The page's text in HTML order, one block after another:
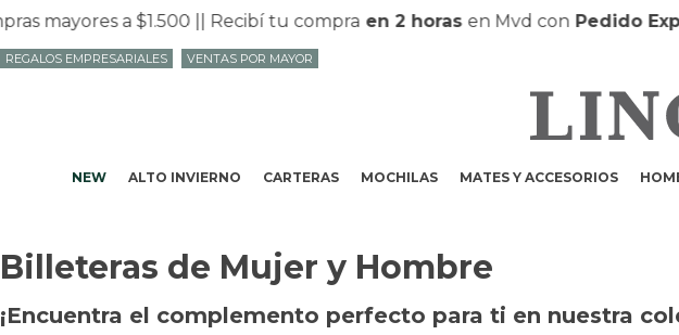
mayores a $1.500 || Recibí tu compraen 2 horasen Mvd conPedido
NEW ALTO INVIERNO CARTERAS MOCHILAS MATES Y ACCESORIOS
REGALOS EMPRESARIALES VENTAS POR MAYOR
Billeteras de Mujer y Hombre
¡Encuentra el complemento perfecto para ti en nuestra